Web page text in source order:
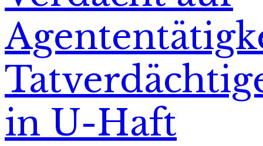
in U-Haft